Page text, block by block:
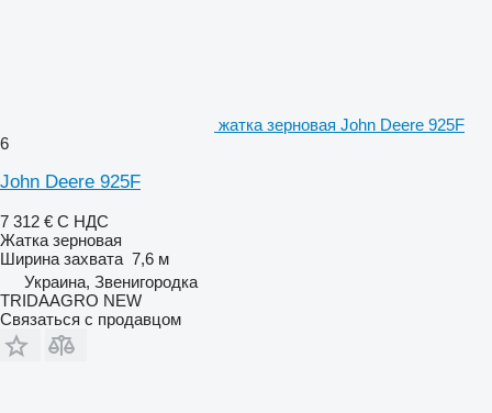
жатка зерновая John Deere 925F
6
John Deere 925F
7 312 € С НДС
Жатка зерновая
Ширина захвата 7,6 м
Украина, Звенигородка
TRIDAAGRO NEW
Связаться с продавцом